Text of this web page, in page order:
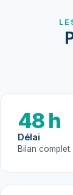
48 h
Délai
Bilan complet.